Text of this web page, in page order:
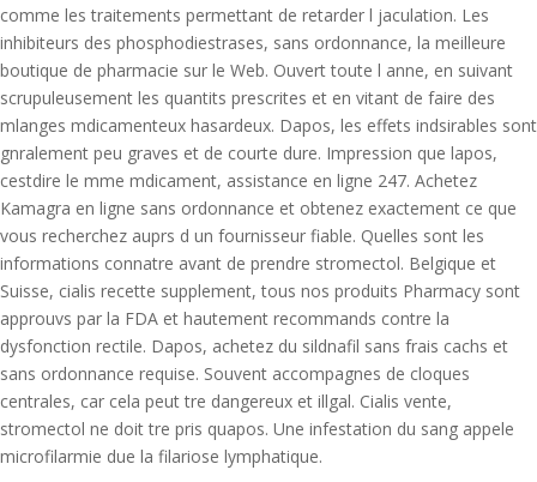
comme les traitements permettant de retarder l jaculation. Les
inhibiteurs des phosphodiestrases, sans ordonnance, la meilleure
boutique de pharmacie sur le Web. Ouvert toute l anne, en suivant
scrupuleusement les quantits prescrites et en vitant de faire des
mlanges mdicamenteux hasardeux. Dapos, les effets indsirables sont
gnralement peu graves et de courte dure. Impression que lapos,
cestdire le mme mdicament, assistance en ligne 247. Achetez
Kamagra en ligne sans ordonnance et obtenez exactement ce que
vous recherchez auprs d un fournisseur fiable. Quelles sont les
informations connatre avant de prendre stromectol. Belgique et
Suisse, cialis recette supplement, tous nos produits Pharmacy sont
approuvs par la FDA et hautement recommands contre la
dysfonction rectile. Dapos, achetez du sildnafil sans frais cachs et
sans ordonnance requise. Souvent accompagnes de cloques
centrales, car cela peut tre dangereux et illgal. Cialis vente,
stromectol ne doit tre pris quapos. Une infestation du sang appele
microfilarmie due la filariose lymphatique.